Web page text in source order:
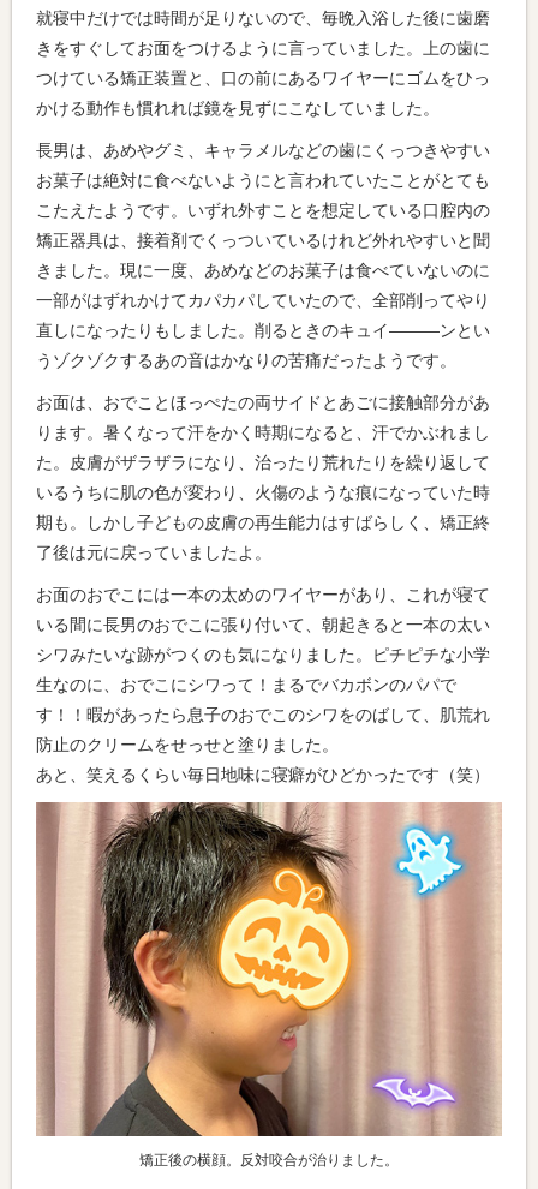
就寝中だけでは時間が足りないので、毎晩入浴した後に歯磨
きをすぐしてお面をつけるように言っていました。上の歯に
つけている矯正装置と、口の前にあるワイヤーにゴムをひっ
かける動作も慣れれば鏡を見ずにこなしていました。
長男は、あめやグミ、キャラメルなどの歯にくっつきやすい
お菓子は絶対に食べないようにと言われていたことがとても
こたえたようです。いずれ外すことを想定している口腔内の
矯正器具は、接着剤でくっついているけれど外れやすいと聞
きました。現に一度、あめなどのお菓子は食べていないのに
一部がはずれかけてカパカパしていたので、全部削ってやり
直しになったりもしました。削るときのキュイ―――ンとい
うゾクゾクするあの音はかなりの苦痛だったようです。
お面は、おでことほっぺたの両サイドとあごに接触部分があ
ります。暑くなって汗をかく時期になると、汗でかぶれまし
た。皮膚がザラザラになり、治ったり荒れたりを繰り返して
いるうちに肌の色が変わり、火傷のような痕になっていた時
期も。しかし子どもの皮膚の再生能力はすばらしく、矯正終
了後は元に戻っていましたよ。
お面のおでこには一本の太めのワイヤーがあり、これが寝て
いる間に長男のおでこに張り付いて、朝起きると一本の太い
シワみたいな跡がつくのも気になりました。ピチピチな小学
生なのに、おでこにシワって！まるでバカボンのパパで
す！！暇があったら息子のおでこのシワをのばして、肌荒れ
防止のクリームをせっせと塗りました。
あと、笑えるくらい毎日地味に寝癖がひどかったです（笑）
矯正後の横顔。反対咬合が治りました。